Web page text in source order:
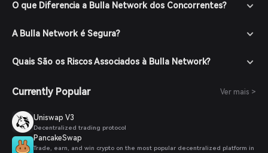
O que Diferencia a Bulla Network dos Concorrentes?
A Bulla Network é Segura?
Quais São os Riscos Associados à Bulla Network?
Currently Popular Ver mais >
Uniswap V3
Decentralized trading protocol
PancakeSwap
Trade, earn, and win crypto on the most popular decentralized platform in